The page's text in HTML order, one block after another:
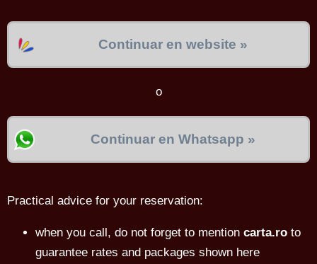
Continuar en website »
o
Continuar en Whatsapp »
Practical advice for your reservation:
when you call, do not forget to mention carta.ro to
guarantee rates and packages shown here